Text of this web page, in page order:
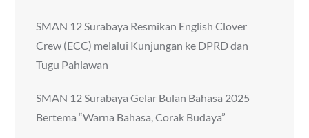
SMAN 12 Surabaya Resmikan English Clover
Crew (ECC) melalui Kunjungan ke DPRD dan
Tugu Pahlawan
SMAN 12 Surabaya Gelar Bulan Bahasa 2025
Bertema “Warna Bahasa, Corak Budaya”